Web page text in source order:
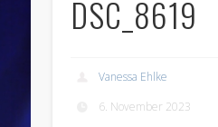
DSC_8619
Vanessa Ehlke
6. November 2023